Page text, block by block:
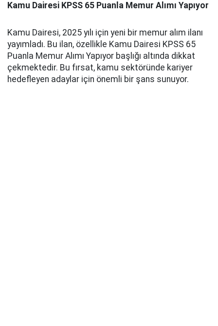
Kamu Dairesi KPSS 65 Puanla Memur Alımı Yapıyor
Kamu Dairesi, 2025 yılı için yeni bir memur alım ilanı
yayımladı. Bu ilan, özellikle Kamu Dairesi KPSS 65
Puanla Memur Alımı Yapıyor başlığı altında dikkat
çekmektedir. Bu fırsat, kamu sektöründe kariyer
hedefleyen adaylar için önemli bir şans sunuyor.